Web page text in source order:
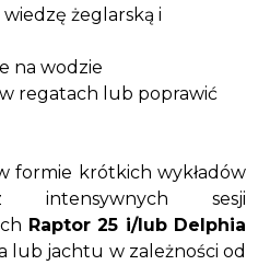
żeglarską i
na wodzie
regatach lub poprawić
formie krótkich wykładów
intensywnych sesji
Raptor 25 i/lub Delphia
lub jachtu w zależności od